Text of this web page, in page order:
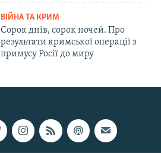
ВІЙНА ТА КРИМ
Сорок днів, сорок ночей. Про
результати кримської операції з
примусу Росії до миру